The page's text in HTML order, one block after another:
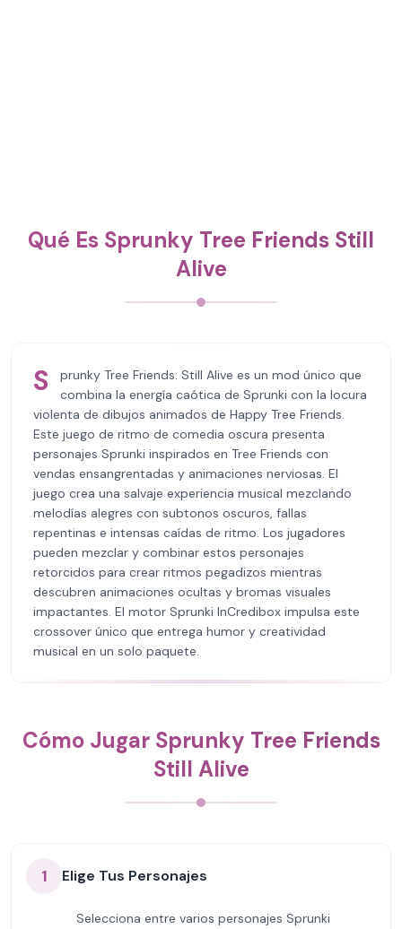
Qué Es Sprunky Tree Friends Still
Alive
S
prunky Tree Friends: Still Alive es un mod único que
combina la energía caótica de Sprunki con la locura
violenta de dibujos animados de Happy Tree Friends.
Este juego de ritmo de comedia oscura presenta
personajes Sprunki inspirados en Tree Friends con
vendas ensangrentadas y animaciones nerviosas. El
juego crea una salvaje experiencia musical mezclando
melodías alegres con subtonos oscuros, fallas
repentinas e intensas caídas de ritmo. Los jugadores
pueden mezclar y combinar estos personajes
retorcidos para crear ritmos pegadizos mientras
descubren animaciones ocultas y bromas visuales
impactantes. El motor Sprunki InCredibox impulsa este
crossover único que entrega humor y creatividad
musical en un solo paquete.
Cómo Jugar Sprunky Tree Friends
Still Alive
1 Elige Tus Personajes
Selecciona entre varios personajes Sprunki